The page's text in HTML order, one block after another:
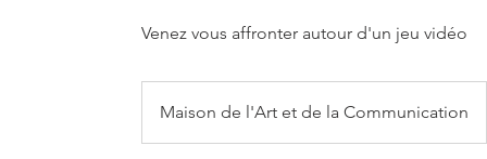
Venez vous affronter autour d'un jeu vidéo
Maison de l'Art et de la Communication